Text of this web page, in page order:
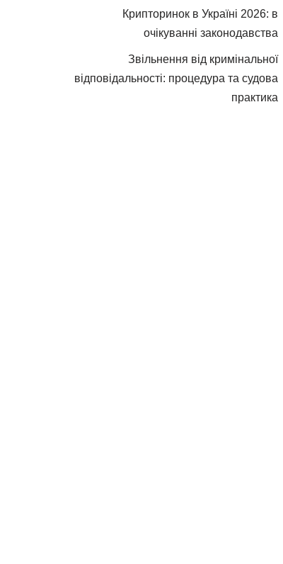
Крипторинок в Україні 2026: в
очікуванні законодавства
Звільнення від кримінальної
відповідальності: процедура та судова
практика